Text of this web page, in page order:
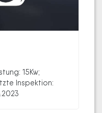
15Kw;
Inspektion: